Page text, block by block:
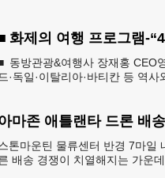
동방관광&여행사 장재홍 CEO
드·독일·이탈리아·바티칸 등 역사
마존 애틀랜타 드론 배
톤마운틴 물류센터 반경 7마일
배송 경쟁이 치열해지는 가운